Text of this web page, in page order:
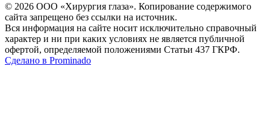
© 2026 ООО «Хирургия глаза». Копирование содержимого
сайта запрещено без ссылки на источник.
Вся информация на сайте носит исключительно справочный
характер и ни при каких условиях не является публичной
офертой, определяемой положениями Статьи 437 ГКРФ.
Сделано в Prominado